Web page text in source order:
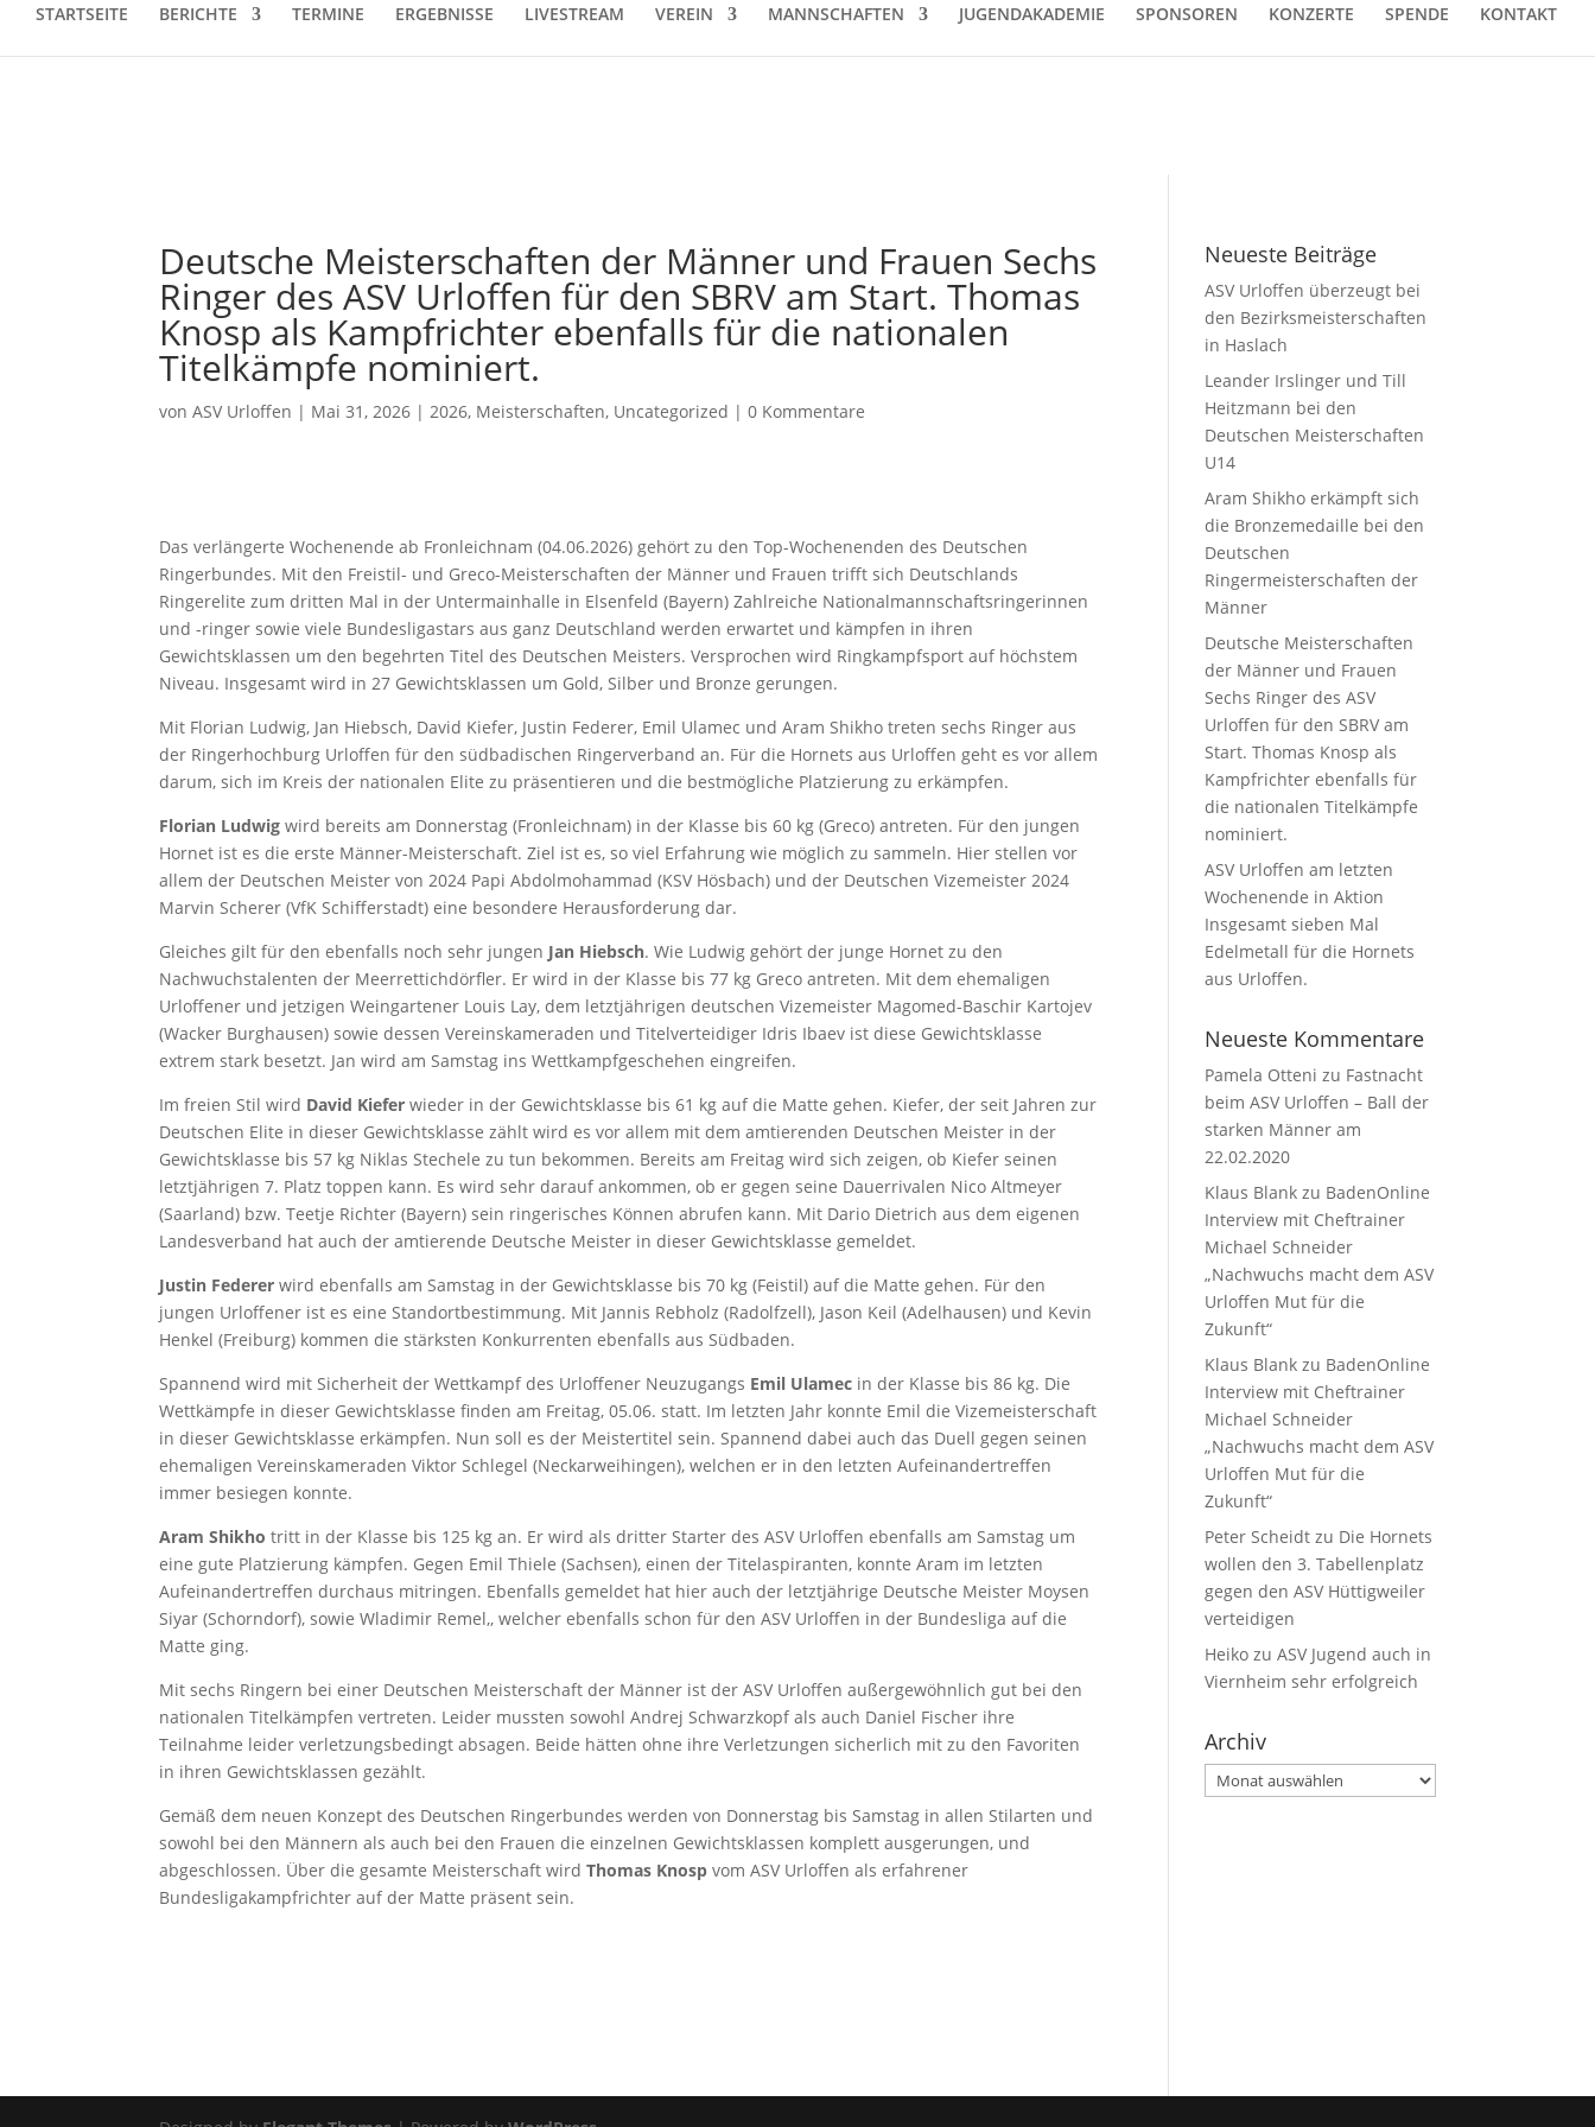
STARTSEITE BERICHTE TERMINE ERGEBNISSE LIVESTREAM VEREIN MANNSCHAFTEN JUGENDAKADEMIE SPONSOREN KONZERTE SPENDE KONTAKT
Deutsche Meisterschaften der Männer und Frauen Sechs
Ringer des ASV Urloffen für den SBRV am Start. Thomas
Knosp als Kampfrichter ebenfalls für die nationalen
Titelkämpfe nominiert.
vonASV Urloffen | Mai 31, 2026 |2026, Meisterschaften, Uncategorized |0 Kommentare
Das verlängerte Wochenende ab Fronleichnam (04.06.2026) gehört zu den Top-Wochenenden des Deutschen
Ringerbundes. Mit den Freistil- und Greco-Meisterschaften der Männer und Frauen trifft sich Deutschlands
Ringerelite zum dritten Mal in der Untermainhalle in Elsenfeld (Bayern) Zahlreiche Nationalmannschaftsringerinnen
und -ringer sowie viele Bundesligastars aus ganz Deutschland werden erwartet und kämpfen in ihren
Gewichtsklassen um den begehrten Titel des Deutschen Meisters. Versprochen wird Ringkampfsport auf höchstem
Niveau. Insgesamt wird in 27 Gewichtsklassen um Gold, Silber und Bronze gerungen.
Mit Florian Ludwig, Jan Hiebsch, David Kiefer, Justin Federer, Emil Ulamec und Aram Shikho treten sechs Ringer aus
der Ringerhochburg Urloffen für den südbadischen Ringerverband an. Für die Hornets aus Urloffen geht es vor allem
darum, sich im Kreis der nationalen Elite zu präsentieren und die bestmögliche Platzierung zu erkämpfen.
Florian Ludwig wird bereits am Donnerstag (Fronleichnam) in der Klasse bis 60 kg (Greco) antreten. Für den jungen
Hornet ist es die erste Männer-Meisterschaft. Ziel ist es, so viel Erfahrung wie möglich zu sammeln. Hier stellen vor
allem der Deutschen Meister von 2024 Papi Abdolmohammad (KSV Hösbach) und der Deutschen Vizemeister 2024
Marvin Scherer (VfK Schifferstadt) eine besondere Herausforderung dar.
Gleiches gilt für den ebenfalls noch sehr jungen Jan Hiebsch. Wie Ludwig gehört der junge Hornet zu den
Nachwuchstalenten der Meerrettichdörfler. Er wird in der Klasse bis 77 kg Greco antreten. Mit dem ehemaligen
Urloffener und jetzigen Weingartener Louis Lay, dem letztjährigen deutschen Vizemeister Magomed-Baschir Kartojev
(Wacker Burghausen) sowie dessen Vereinskameraden und Titelverteidiger Idris Ibaev ist diese Gewichtsklasse
extrem stark besetzt. Jan wird am Samstag ins Wettkampfgeschehen eingreifen.
Im freien Stil wird David Kiefer wieder in der Gewichtsklasse bis 61 kg auf die Matte gehen. Kiefer, der seit Jahren zur
Deutschen Elite in dieser Gewichtsklasse zählt wird es vor allem mit dem amtierenden Deutschen Meister in der
Gewichtsklasse bis 57 kg Niklas Stechele zu tun bekommen. Bereits am Freitag wird sich zeigen, ob Kiefer seinen
letztjährigen 7. Platz toppen kann. Es wird sehr darauf ankommen, ob er gegen seine Dauerrivalen Nico Altmeyer
(Saarland) bzw. Teetje Richter (Bayern) sein ringerisches Können abrufen kann. Mit Dario Dietrich aus dem eigenen
Landesverband hat auch der amtierende Deutsche Meister in dieser Gewichtsklasse gemeldet.
Justin Federer wird ebenfalls am Samstag in der Gewichtsklasse bis 70 kg (Feistil) auf die Matte gehen. Für den
jungen Urloffener ist es eine Standortbestimmung. Mit Jannis Rebholz (Radolfzell), Jason Keil (Adelhausen) und Kevin
Henkel (Freiburg) kommen die stärksten Konkurrenten ebenfalls aus Südbaden.
Spannend wird mit Sicherheit der Wettkampf des Urloffener Neuzugangs Emil Ulamec in der Klasse bis 86 kg. Die
Wettkämpfe in dieser Gewichtsklasse finden am Freitag, 05.06. statt. Im letzten Jahr konnte Emil die Vizemeisterschaft
in dieser Gewichtsklasse erkämpfen. Nun soll es der Meistertitel sein. Spannend dabei auch das Duell gegen seinen
ehemaligen Vereinskameraden Viktor Schlegel (Neckarweihingen), welchen er in den letzten Aufeinandertreffen
immer besiegen konnte.
Aram Shikho tritt in der Klasse bis 125 kg an. Er wird als dritter Starter des ASV Urloffen ebenfalls am Samstag um
eine gute Platzierung kämpfen. Gegen Emil Thiele (Sachsen), einen der Titelaspiranten, konnte Aram im letzten
Aufeinandertreffen durchaus mitringen. Ebenfalls gemeldet hat hier auch der letztjährige Deutsche Meister Moysen
Siyar (Schorndorf), sowie Wladimir Remel,, welcher ebenfalls schon für den ASV Urloffen in der Bundesliga auf die
Matte ging.
Mit sechs Ringern bei einer Deutschen Meisterschaft der Männer ist der ASV Urloffen außergewöhnlich gut bei den
nationalen Titelkämpfen vertreten. Leider mussten sowohl Andrej Schwarzkopf als auch Daniel Fischer ihre
Teilnahme leider verletzungsbedingt absagen. Beide hätten ohne ihre Verletzungen sicherlich mit zu den Favoriten
in ihren Gewichtsklassen gezählt.
Gemäß dem neuen Konzept des Deutschen Ringerbundes werden von Donnerstag bis Samstag in allen Stilarten und
sowohl bei den Männern als auch bei den Frauen die einzelnen Gewichtsklassen komplett ausgerungen, und
abgeschlossen. Über die gesamte Meisterschaft wirdThomas Knosp vom ASV Urloffen als erfahrener
Bundesligakampfrichter auf der Matte präsent sein.
Neueste Beiträge
ASV Urloffen überzeugt bei
den Bezirksmeisterschaften
in Haslach
Leander Irslinger und Till
Heitzmann bei den
Deutschen Meisterschaften
U14
Aram Shikho erkämpft sich
die Bronzemedaille bei den
Deutschen
Ringermeisterschaften der
Männer
Deutsche Meisterschaften
der Männer und Frauen
Sechs Ringer des ASV
Urloffen für den SBRV am
Start. Thomas Knosp als
Kampfrichter ebenfalls für
die nationalen Titelkämpfe
nominiert.
ASV Urloffen am letzten
Wochenende in Aktion
Insgesamt sieben Mal
Edelmetall für die Hornets
aus Urloffen.
Neueste Kommentare
Pamela Otteni zu Fastnacht
beim ASV Urloffen – Ball der
starken Männer am
22.02.2020
Klaus Blank zu BadenOnline
Interview mit Cheftrainer
Michael Schneider
„Nachwuchs macht dem ASV
Urloffen Mut für die
Zukunft“
Klaus Blank zu BadenOnline
Interview mit Cheftrainer
Michael Schneider
„Nachwuchs macht dem ASV
Urloffen Mut für die
Zukunft“
Peter Scheidt zu Die Hornets
wollen den 3. Tabellenplatz
gegen den ASV Hüttigweiler
verteidigen
Heiko zuASV Jugend auch in
Viernheim sehr erfolgreich
Archiv
Archiv